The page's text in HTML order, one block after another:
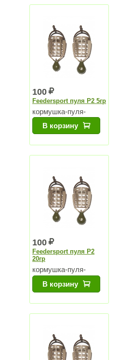
100
Feedersport пуля P2 5гр
кормушка-пуля-
напёрсток для озер и
для водохранилищ
В корзину
100
Feedersport пуля P2
20гр
кормушка-пуля-
напёрсток для озер и
для водохранилищ
В корзину